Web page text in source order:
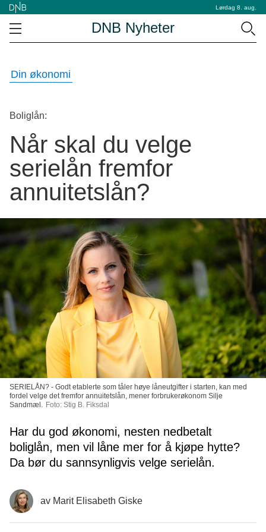
Lørdag 8. aug.
DNB Nyheter
Din økonomi
Boliglån:
Når skal du velge
serielån fremfor
annuitetslån?
Har du god økonomi, nesten nedbetalt
boliglån, men vil låne mer for å kjøpe hytte?
Da bør du sannsynligvis velge serielån.
SERIELÅN? - Godt etablerte som tåler høye låneutgifter i starten, kan med
fordel velge det fremfor annuitetslån, mener forbrukerøkonom Silje
Sandmæl.
Foto: Stig B. Fiksdal
av Marit Elisabeth Giske